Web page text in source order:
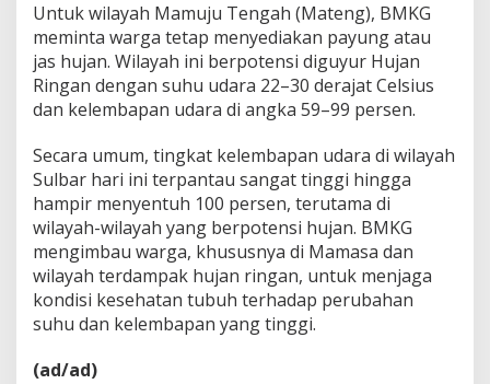
Untuk wilayah Mamuju Tengah (Mateng), BMKG
meminta warga tetap menyediakan payung atau
jas hujan. Wilayah ini berpotensi diguyur Hujan
Ringan dengan suhu udara 22–30 derajat Celsius
dan kelembapan udara di angka 59–99 persen.
Secara umum, tingkat kelembapan udara di wilayah
Sulbar hari ini terpantau sangat tinggi hingga
hampir menyentuh 100 persen, terutama di
wilayah-wilayah yang berpotensi hujan. BMKG
mengimbau warga, khususnya di Mamasa dan
wilayah terdampak hujan ringan, untuk menjaga
kondisi kesehatan tubuh terhadap perubahan
suhu dan kelembapan yang tinggi.
(ad/ad)